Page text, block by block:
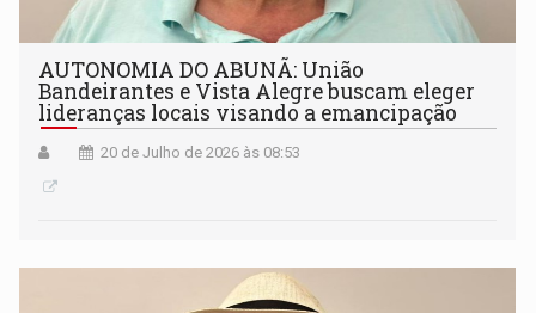
AUTONOMIA DO ABUNÃ: União
Bandeirantes e Vista Alegre buscam eleger
lideranças locais visando a emancipação
20 de Julho de 2026 às 08:53